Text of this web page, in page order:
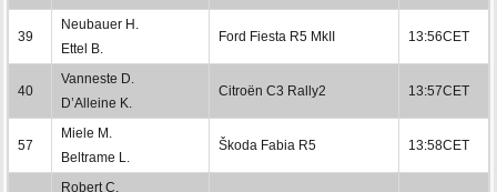
39
Neubauer H.
Ettel B.
Ford Fiesta R5 MkII 13:56CET
40
Vanneste D.
D’Alleine K.
Citroën C3 Rally2 13:57CET
57
Miele M.
Beltrame L.
Škoda Fabia R5 13:58CET
Robert C.